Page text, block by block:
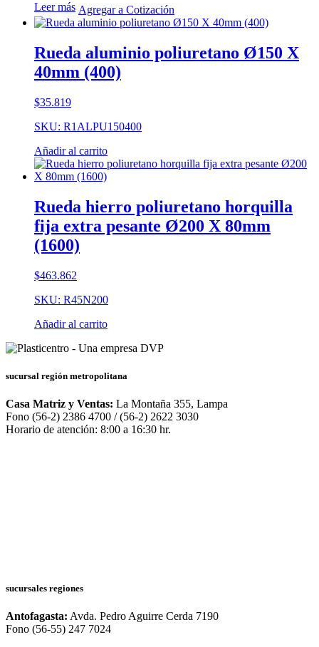
Leer más Agregar a Cotización
Rueda aluminio poliuretano Ø150 X
40mm (400)
$35.819
SKU: R1ALPU150400
Añadir al carrito
Rueda hierro poliuretano horquilla
fija extra pesante Ø200 X 80mm
(1600)
$463.862
SKU: R45N200
Añadir al carrito
sucursal región metropolitana
Casa Matriz y Ventas: La Montaña 355, Lampa
Fono (56-2) 2386 4700 / (56-2) 2622 3030
Horario de atención: 8:00 a 16:30 hr.
sucursales regiones
Antofagasta: Avda. Pedro Aguirre Cerda 7190
Fono (56-55) 247 7024